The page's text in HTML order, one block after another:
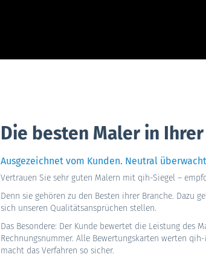
Die besten Maler in
Ausgezeichnet vom Kunden. Neutral
Vertrauen Sie sehr guten Malern mit qih-Siegel –
Denn sie gehören zu den Besten ihrer Branche. Dazu
sich unseren Qualitätsansprüchen stellen.
Das Besondere: Der Kunde bewertet die Leistung des
Rechnungsnummer. Alle Bewertungskarten werten
macht das Verfahren so sicher.